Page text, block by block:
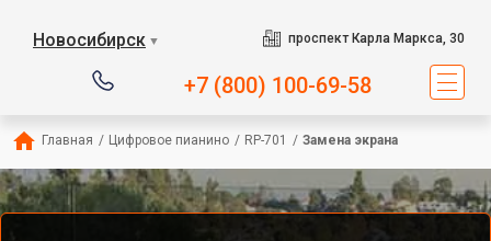
Новосибирск ▼ проспект Карла Маркса, 30
+7 (800) 100-69-58
Главная / Цифровое пианино / RP-701 / Замена экрана